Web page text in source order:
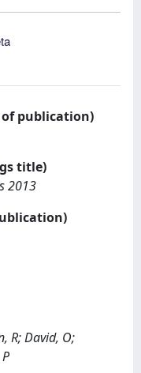
publication)
title)
2013
R; David, O;